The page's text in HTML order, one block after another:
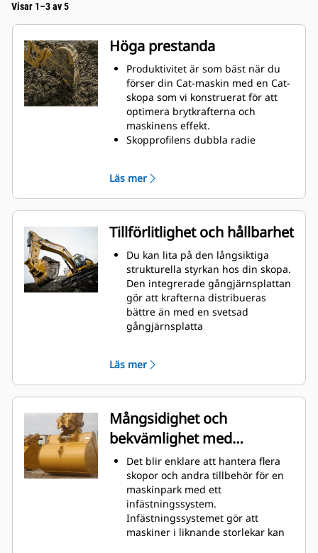
Visar 1–3 av 5
Höga prestanda
Produktivitet är som bäst när du
förser din Cat-maskin med en Cat-
skopa som vi konstruerat för att
optimera brytkrafterna och
maskinens effekt.
Skopprofilens dubbla radie
frigång säkerställer att skopbotten
inte släpar, vilket minskar
underhållskostnaderna.
Bränsleförbrukningstoppar under
grävning. Cat-skoporna är
utformade för att skära genom
material snabbt för att förbättra
maskinens totala effektivitet.
Lasta mer material på kortare tid.
Skopans form och sidostänger
håller de flesta material i din
Läs mer
Tillförlitlighet och hållbarhet
Du kan lita på den långsiktiga
strukturella styrkan hos din skopa.
Den integrerade gångjärnsplattan
gör att krafterna distribueras
bättre än med en svetsad
gångjärnsplatta
stål, särskilt användbart på
extrema slitytor
Skydda extrema slitytor på skopan
bäst från att komma i kontakt med
material med Caterpillars redskap
med markkontakt (GET)
Högre produktion i krävande
situationer, enklare penetrering i
högar och snabbare cykeltider
med Cat®Advansys™
Installera och ta bort tänder
snabbare än tidigare med
Advansys hammarlösa GET-system
Läs mer
Mångsidighet och
bekvämlighet med
snabbkopplingar
Det blir enklare att hantera flera
skopor och andra tillbehör för en
maskinpark med ett
infästningssystem.
Infästningssystemet gör att
maskiner i liknande storlekar kan